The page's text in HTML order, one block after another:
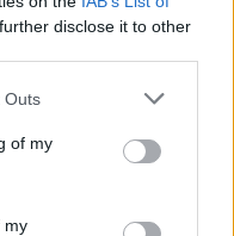
disclose it to other
one or more Google
You may click to
its third-party tags to
in below Google
Outs
of my
my